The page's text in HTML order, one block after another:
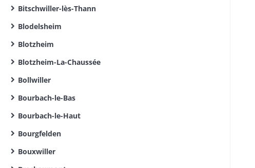
Bitschwiller-lès-Thann
Blodelsheim
Blotzheim
Blotzheim-La-Chaussée
Bollwiller
Bourbach-le-Bas
Bourbach-le-Haut
Bourgfelden
Bouxwiller